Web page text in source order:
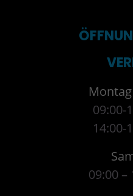
09:00-
14:00-
09:00 –